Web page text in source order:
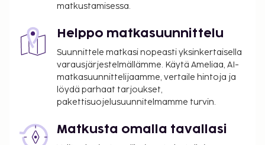
Korkeintaan 2 vuotta vanhat lapset voivat
vanhemman tai huoltajan huoneessa olevia
sänkyjä.
Vain sisäänkirjautuneet asiakkaat saavat
oleskella huoneissa.
matkustamisessa.
Helppo matkasuunnittelu
Suunnittele matkasi nopeasti yksinkertaisella
varausjärjestelmällämme. Käytä Ameliaa, AI-
matkasuunnittelijaamme, vertaile hintoja ja
löydä parhaat tarjoukset,
pakettisuojelusuunnitelmamme turvin.
Matkusta omalla tavallasi